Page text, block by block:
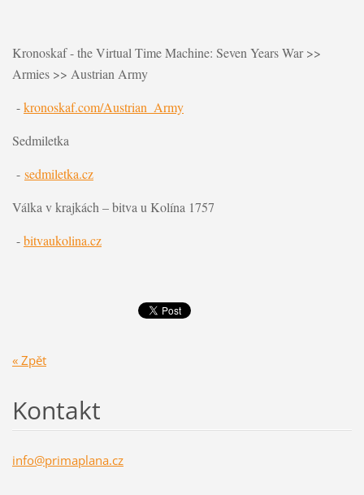
Kronoskaf - the Virtual Time Machine: Seven Years War >>
Armies >> Austrian Army
-kronoskaf.com/Austrian_Army
Sedmiletka
- sedmiletka.cz
Válka v krajkách – bitva u Kolína 1757
-bitvaukolina.cz
« Zpět
Kontakt
info@primaplana.cz